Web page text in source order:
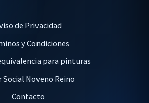
de Privacidad
y Condiciones
para pinturas
Social Noveno Reino
Contacto